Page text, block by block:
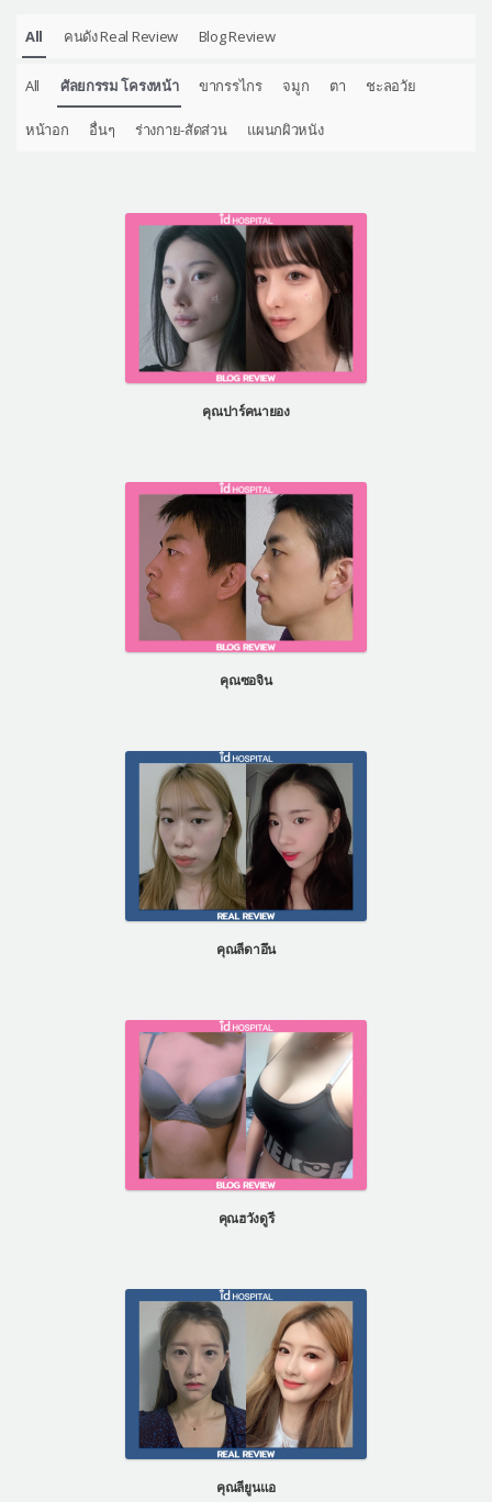
All คนดัง Real Review Blog Review
All ศัลยกรรม โครงหน้า ขากรรไกร จมูก ตา ชะลอวัย
หน้าอก อื่นๆ ร่างกาย-สัดส่วน แผนกผิวหนัง
คุณปาร์คนายอง
คุณซอจิน
คุณลีดาอึน
คุณฮวังดูรี
คุณลียูนแอ